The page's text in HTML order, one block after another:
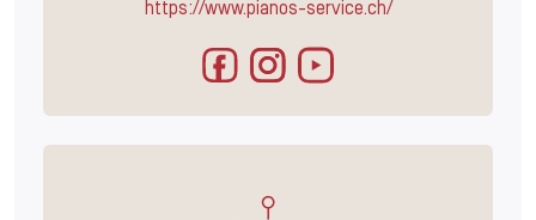
https://www.pianos-service.ch/